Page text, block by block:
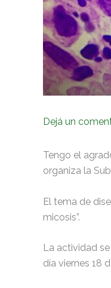
Dejá un
Tengo el
organiza la
El tema de
micosis”.
La actividad
día viernes 18